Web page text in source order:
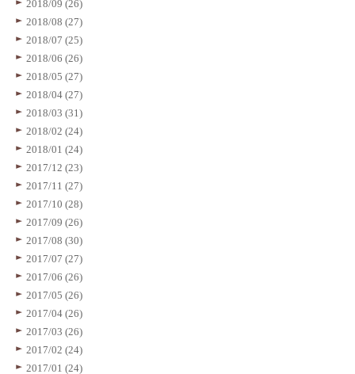
2018/09 (26)
2018/08 (27)
2018/07 (25)
2018/06 (26)
2018/05 (27)
2018/04 (27)
2018/03 (31)
2018/02 (24)
2018/01 (24)
2017/12 (23)
2017/11 (27)
2017/10 (28)
2017/09 (26)
2017/08 (30)
2017/07 (27)
2017/06 (26)
2017/05 (26)
2017/04 (26)
2017/03 (26)
2017/02 (24)
2017/01 (24)